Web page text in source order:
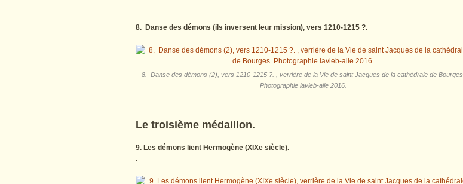
.
8. Danse des démons (ils inversent leur mission), vers 1210-1215 ?.
8. Danse des démons (2), vers 1210-1215 ?. , verrière de la Vie de saint Jacques de la cathédrale de Bourges.
Photographie lavieb-aile 2016.
.
Le troisième médaillon.
.
9. Les démons lient Hermogène (XIXe siècle).
.